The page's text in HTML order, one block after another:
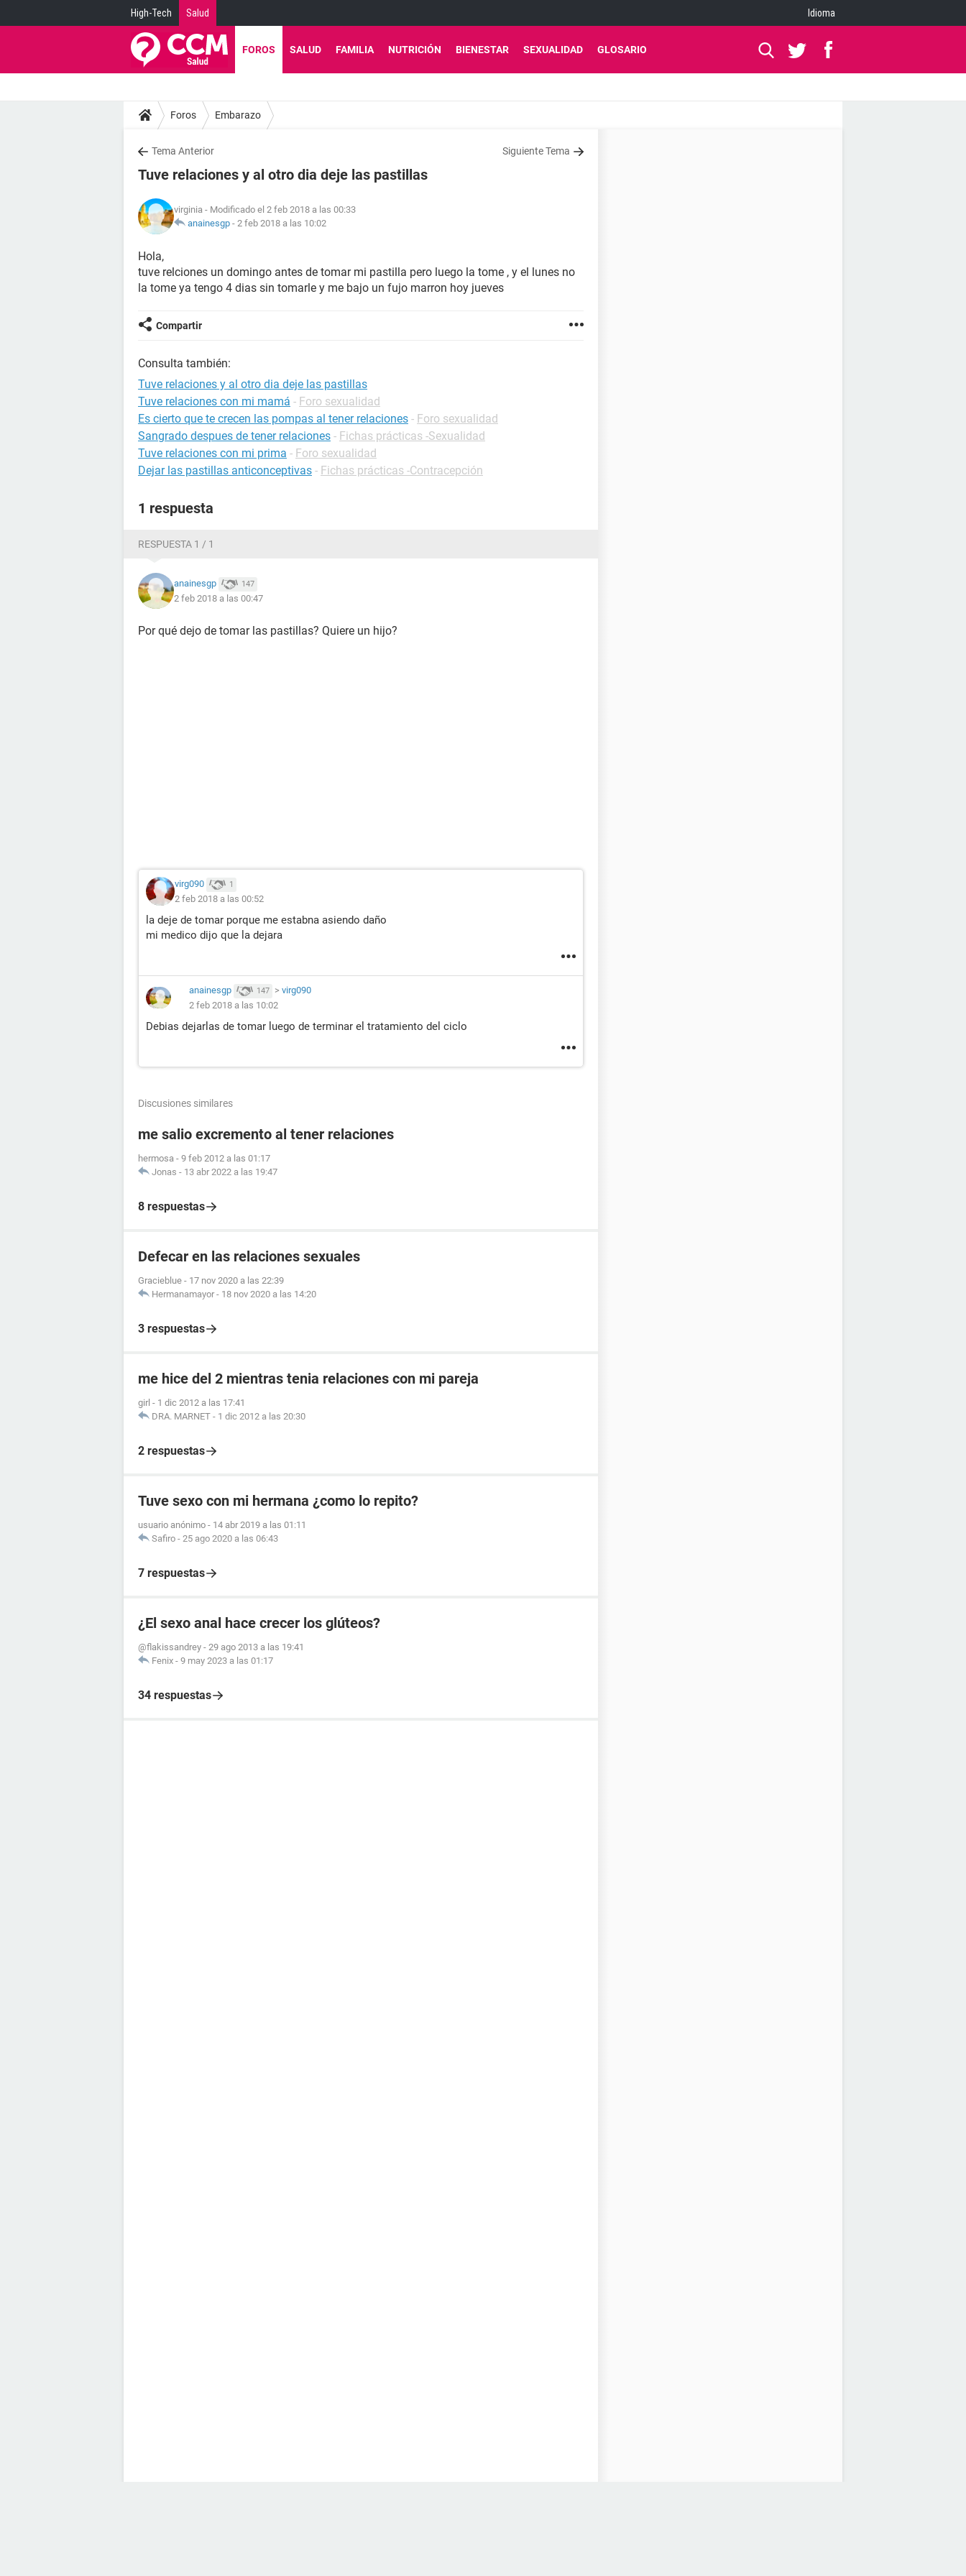
High-Tech Salud Idioma
FOROS SALUD FAMILIA NUTRICIÓN BIENESTAR SEXUALIDAD GLOSARIO
Foros Embarazo
Tema Anterior Siguiente Tema
Tuve relaciones y al otro dia deje las pastillas
virginia - Modificado el 2 feb 2018 a las 00:33
anainesgp - 2 feb 2018 a las 10:02
Hola,
tuve relciones un domingo antes de tomar mi pastilla pero luego la tome , y el lunes no
la tome ya tengo 4 dias sin tomarle y me bajo un fujo marron hoy jueves
Compartir
Consulta también:
Tuve relaciones y al otro dia deje las pastillas
Tuve relaciones con mi mamá - Foro sexualidad
Es cierto que te crecen las pompas al tener relaciones - Foro sexualidad
Sangrado despues de tener relaciones - Fichas prácticas -Sexualidad
Tuve relaciones con mi prima - Foro sexualidad
Dejar las pastillas anticonceptivas - Fichas prácticas -Contracepción
1 respuesta
RESPUESTA 1 / 1
anainesgp 147
2 feb 2018 a las 00:47
Por qué dejo de tomar las pastillas? Quiere un hijo?
virg090 1
2 feb 2018 a las 00:52
la deje de tomar porque me estabna asiendo daño
mi medico dijo que la dejara
anainesgp 147 > virg090
2 feb 2018 a las 10:02
Debias dejarlas de tomar luego de terminar el tratamiento del ciclo
Discusiones similares
me salio excremento al tener relaciones
hermosa - 9 feb 2012 a las 01:17
Jonas - 13 abr 2022 a las 19:47
8 respuestas
Defecar en las relaciones sexuales
Gracieblue - 17 nov 2020 a las 22:39
Hermanamayor - 18 nov 2020 a las 14:20
3 respuestas
me hice del 2 mientras tenia relaciones con mi pareja
girl - 1 dic 2012 a las 17:41
DRA. MARNET - 1 dic 2012 a las 20:30
2 respuestas
Tuve sexo con mi hermana ¿como lo repito?
usuario anónimo - 14 abr 2019 a las 01:11
Safiro - 25 ago 2020 a las 06:43
7 respuestas
¿El sexo anal hace crecer los glúteos?
@flakissandrey - 29 ago 2013 a las 19:41
Fenix - 9 may 2023 a las 01:17
34 respuestas